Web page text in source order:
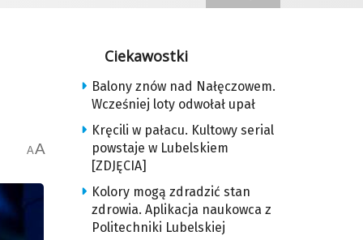
AA
Ciekawostki
Balony znów nad Nałęczowem.
Wcześniej loty odwołał upał
Kręcili w pałacu. Kultowy serial
powstaje w Lubelskiem
[ZDJĘCIA]
Kolory mogą zdradzić stan
zdrowia. Aplikacja naukowca z
Politechniki Lubelskiej